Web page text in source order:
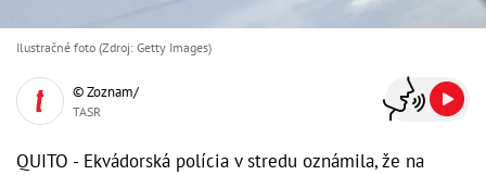
Ilustračné foto (Zdroj: Getty Images)
© Zoznam/
TASR
QUITO - Ekvádorská polícia v stredu oznámila, že na